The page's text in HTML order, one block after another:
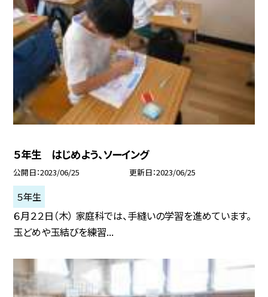
５年生 はじめよう、ソーイング
公開日 2023/06/25 更新日 2023/06/25
５年生
６月２２日（木） 家庭科では、手縫いの学習を進めています。
玉どめや玉結びを練習...